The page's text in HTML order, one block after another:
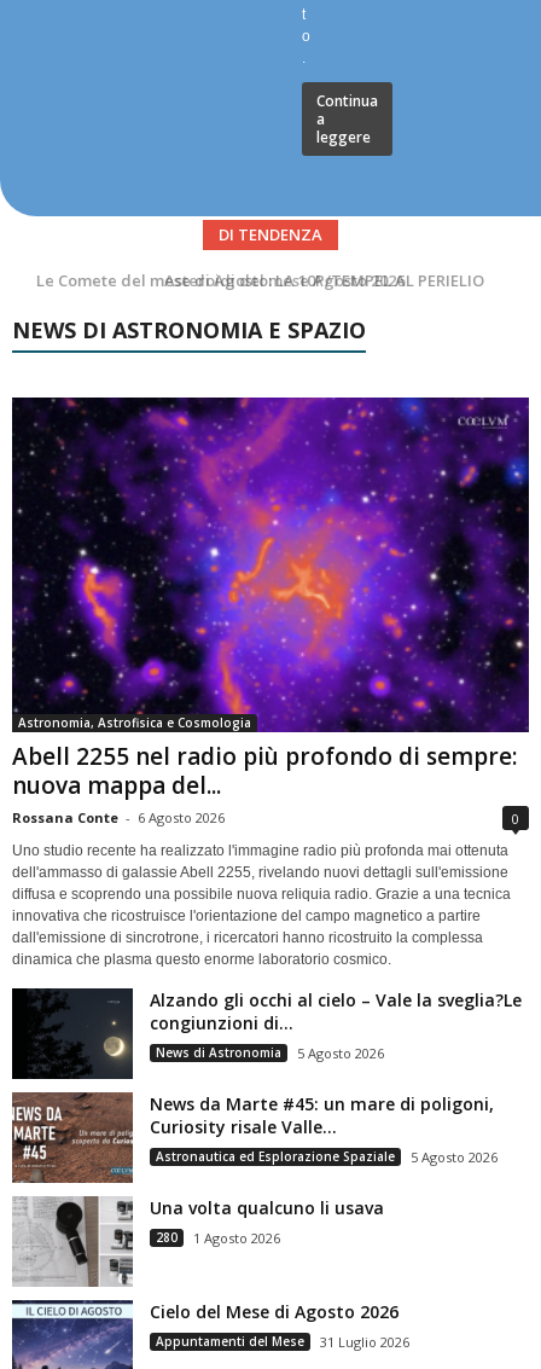
t
o
.
Continua
a
leggere
DI TENDENZA
Asteroidi del mese Agosto 2026
NEWS DI ASTRONOMIA E SPAZIO
Astronomia, Astrofisica e Cosmologia
Abell 2255 nel radio più profondo di sempre:
nuova mappa del...
Rossana Conte - 6 Agosto 2026 0
Uno studio recente ha realizzato l'immagine radio più profonda mai ottenuta
dell'ammasso di galassie Abell 2255, rivelando nuovi dettagli sull'emissione
diffusa e scoprendo una possibile nuova reliquia radio. Grazie a una tecnica
innovativa che ricostruisce l'orientazione del campo magnetico a partire
dall'emissione di sincrotrone, i ricercatori hanno ricostruito la complessa
dinamica che plasma questo enorme laboratorio cosmico.
Alzando gli occhi al cielo – Vale la sveglia?Le
congiunzioni di...
News di Astronomia 5 Agosto 2026
News da Marte #45: un mare di poligoni,
Curiosity risale Valle...
Astronautica ed Esplorazione Spaziale 5 Agosto 2026
Una volta qualcuno li usava
280 1 Agosto 2026
Cielo del Mese di Agosto 2026
Appuntamenti del Mese 31 Luglio 2026